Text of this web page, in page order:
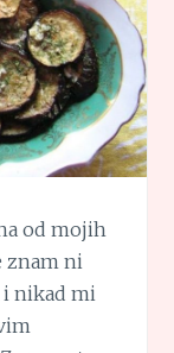
od mojih
znam ni
i nikad mi